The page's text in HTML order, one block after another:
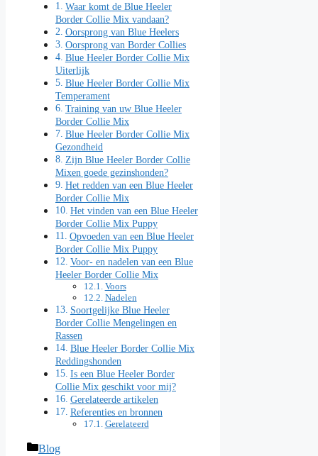
Waar komt de Blue Heeler
Border Collie Mix vandaan?
Oorsprong van Blue Heelers
Oorsprong van Border Collies
Blue Heeler Border Collie Mix
Uiterlijk
Blue Heeler Border Collie Mix
Temperament
Training van uw Blue Heeler
Border Collie Mix
Blue Heeler Border Collie Mix
Gezondheid
Zijn Blue Heeler Border Collie
Mixen goede gezinshonden?
Het redden van een Blue Heeler
Border Collie Mix
Het vinden van een Blue Heeler
Border Collie Mix Puppy
Opvoeden van een Blue Heeler
Border Collie Mix Puppy
Voor- en nadelen van een Blue
Heeler Border Collie Mix
Voors
Nadelen
Soortgelijke Blue Heeler
Border Collie Mengelingen en
Rassen
Blue Heeler Border Collie Mix
Reddingshonden
Is een Blue Heeler Border
Collie Mix geschikt voor mij?
Gerelateerde artikelen
Referenties en bronnen
Gerelateerd
Categorieën
Blog